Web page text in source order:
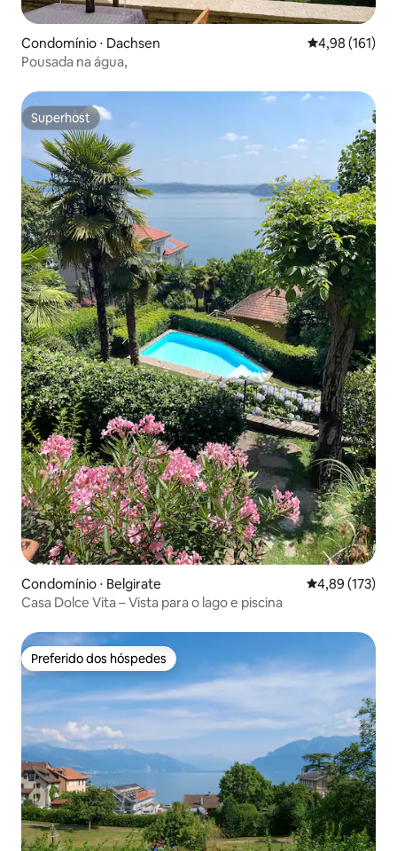
Condomínio ⋅ Dachsen 4,98 de uma
4,98 (161)
Pousada na água,
Superhost
Superhost
Condomínio ⋅ Belgirate 4,89 de uma
4,89 (173)
Casa Dolce Vita – Vista para o lago e piscina
Preferido dos hóspedes
Preferido dos hóspedes